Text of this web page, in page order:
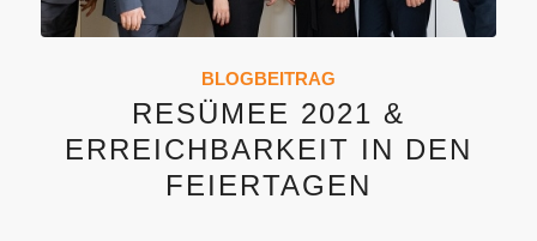
BLOGBEITRAG
RESÜMEE 2021 &
ERREICHBARKEIT IN DEN
FEIERTAGEN